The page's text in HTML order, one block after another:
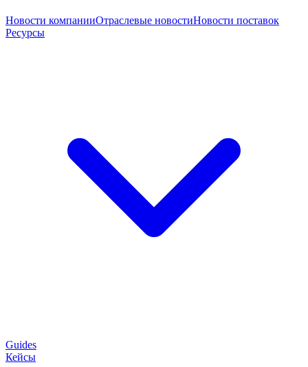
Новости компанииОтраслевые новостиНовости поставок
Ресурсы
Guides
Кейсы